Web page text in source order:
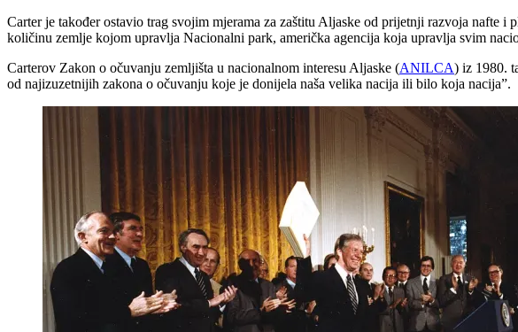
Carter je također ostavio trag svojim mjerama za zaštitu Aljaske od prijetnji razvoja nafte
količinu zemlje kojom upravlja Nacionalni park, američka agencija koja upravlja svim
Carterov Zakon o očuvanju zemljišta u nacionalnom interesu Aljaske (ANILCA) iz 1980.
od najizuzetnijih zakona o očuvanju koje je donijela naša velika nacija ili bilo koja nacija”.